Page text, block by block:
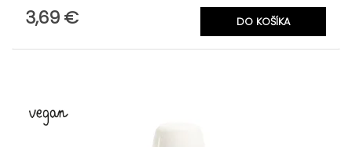
3,69 €